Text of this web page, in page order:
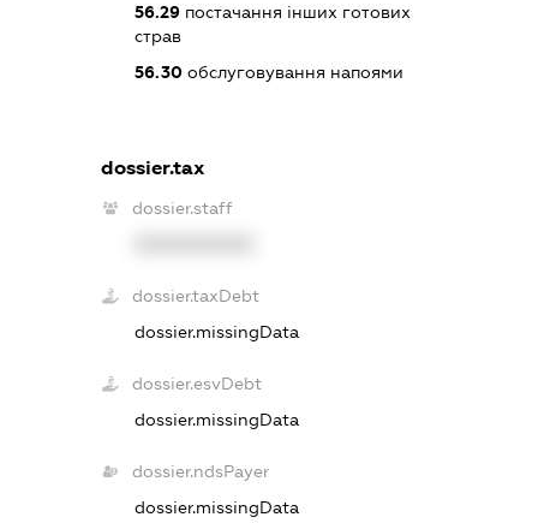
56.29постачання інших готових
страв
56.30обслуговування напоями
dossier.tax
dossier.staff
dossier.taxDebt
dossier.missingData
dossier.esvDebt
dossier.missingData
dossier.ndsPayer
dossier.missingData